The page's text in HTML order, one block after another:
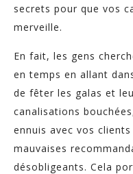
secrets pour que vos
merveille.
En fait, les gens
en temps en allant
de fêter les galas et
canalisations
ennuis avec vos
mauvaises
désobligeants. Cela